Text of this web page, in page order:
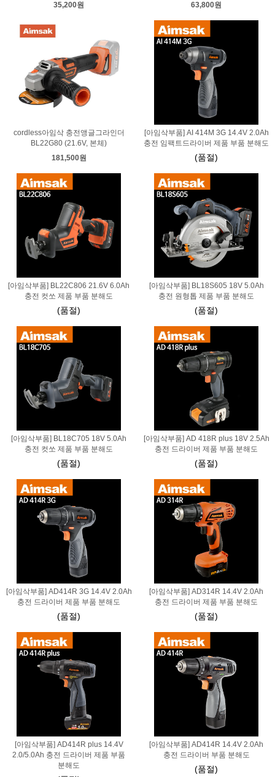
35,200원
63,800원
cordless아임삭 충전앵글그라인더
BL22G80 (21.6V, 본체)
181,500원
[아임삭부품] AI 414M 3G 14.4V 2.0Ah
충전 임팩트드라이버 제품 부품 분해도
(품절)
[아임삭부품] BL22C806 21.6V 6.0Ah
충전 컷쏘 제품 부품 분해도
(품절)
[아임삭부품] BL18S605 18V 5.0Ah
충전 원형톱 제품 부품 분해도
(품절)
[아임삭부품] BL18C705 18V 5.0Ah
충전 컷쏘 제품 부품 분해도
(품절)
[아임삭부품] AD 418R plus 18V 2.5Ah
충전 드라이버 제품 부품 분해도
(품절)
[아임삭부품] AD414R 3G 14.4V 2.0Ah
충전 드라이버 제품 부품 분해도
(품절)
[아임삭부품] AD314R 14.4V 2.0Ah
충전 드라이버 제품 부품 분해도
(품절)
[아임삭부품] AD414R plus 14.4V
2.0/5.0Ah 충전 드라이버 제품 부품
분해도
[아임삭부품] AD414R 14.4V 2.0Ah
충전 드라이버 부품 분해도
(품절)